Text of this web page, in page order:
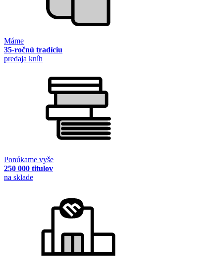
Máme
35-ročnú tradíciu
predaja kníh
Ponúkame vyše
250 000 titulov
na sklade